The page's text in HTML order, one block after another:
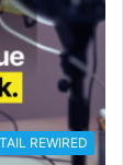
REWIRED